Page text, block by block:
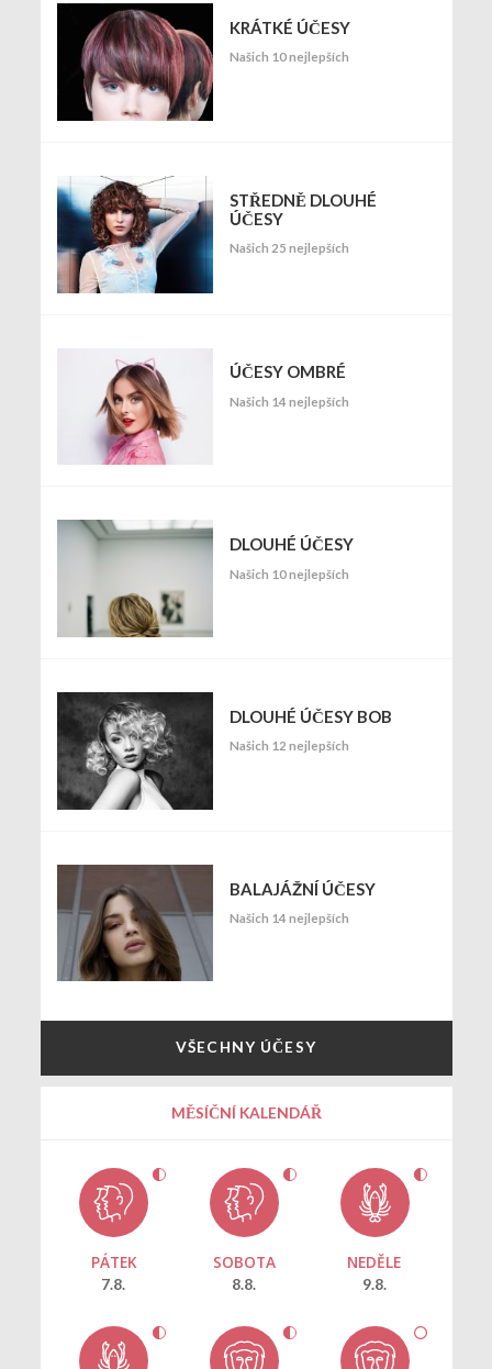
KRÁTKÉ ÚČESY
Našich 10 nejlepších
STŘEDNĚ DLOUHÉ
ÚČESY
Našich 25 nejlepších
ÚČESY OMBRÉ
Našich 14 nejlepších
DLOUHÉ ÚČESY
Našich 10 nejlepších
DLOUHÉ ÚČESY BOB
Našich 12 nejlepších
BALAJÁŽNÍ ÚČESY
Našich 14 nejlepších
VŠECHNY ÚČESY
MĚSÍČNÍ KALENDÁŘ
PÁTEK
7.8.
SOBOTA
8.8.
NEDĚLE
9.8.